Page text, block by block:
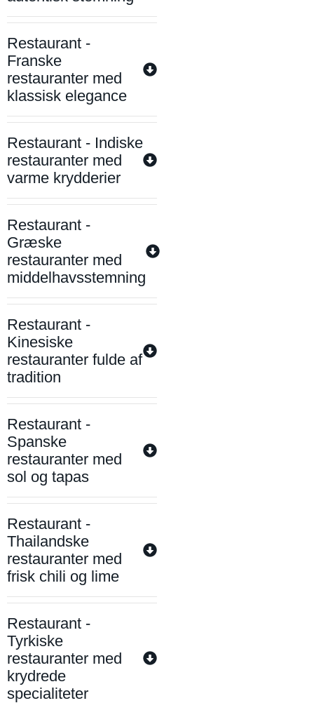
Restaurant -
Franske
restauranter med
klassisk elegance
Restaurant - Indiske
restauranter med
varme krydderier
Restaurant -
Græske
restauranter med
middelhavsstemning
Restaurant -
Kinesiske
restauranter fulde af
tradition
Restaurant -
Spanske
restauranter med
sol og tapas
Restaurant -
Thailandske
restauranter med
frisk chili og lime
Restaurant -
Tyrkiske
restauranter med
krydrede
specialiteter